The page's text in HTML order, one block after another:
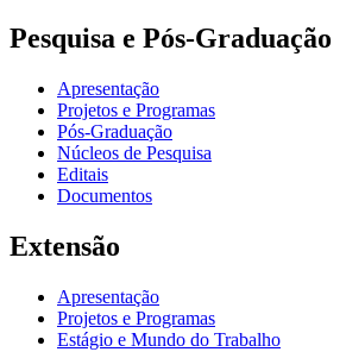
Pesquisa e Pós-Graduação
Apresentação
Projetos e Programas
Pós-Graduação
Núcleos de Pesquisa
Editais
Documentos
Extensão
Apresentação
Projetos e Programas
Estágio e Mundo do Trabalho